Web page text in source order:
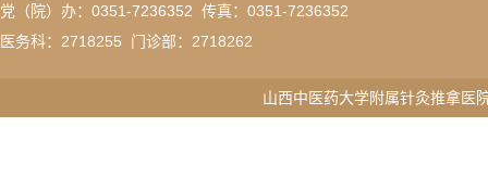
党（院）办：0351-7236352 传真： 0351-7236352
医务科： 2718255 门诊部：2718262
山西中医药大学附属针灸推拿医